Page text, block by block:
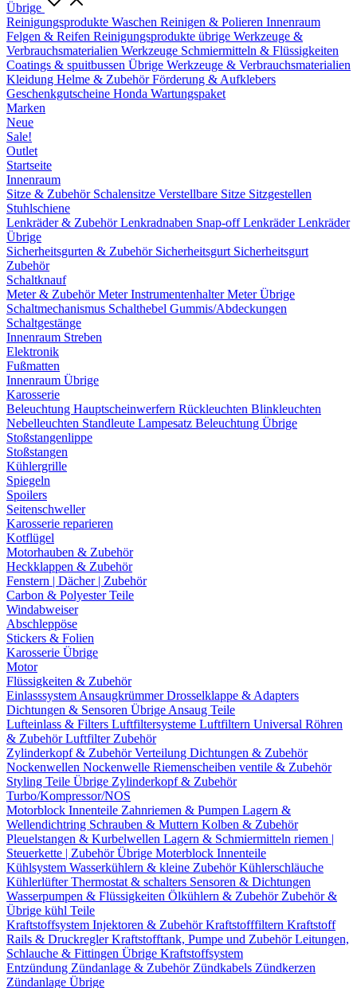
Übrige
Reinigungsprodukte Waschen Reinigen & Polieren Innenraum
Felgen & Reifen Reinigungsprodukte übrige Werkzeuge &
Verbrauchsmaterialien Werkzeuge Schmiermitteln & Flüssigkeiten
Coatings & spuitbussen Übrige Werkzeuge & Verbrauchsmaterialien
Kleidung Helme & ZubehörFörderung & Aufklebers
Geschenkgutscheine Honda Wartungspaket
Marken
Neue
Sale!
Outlet
Startseite
Innenraum
Sitze & Zubehör Schalensitze Verstellbare Sitze Sitzgestellen
Stuhlschiene
Lenkräder & ZubehörLenkradnaben Snap-offLenkräderLenkräder
Übrige
Sicherheitsgurten & Zubehör Sicherheitsgurt Sicherheitsgurt
Zubehör
Schaltknauf
Meter & ZubehörMeterInstrumentenhalterMeter Übrige
Schaltmechanismus Schalthebel Gummis/Abdeckungen
Schaltgestänge
Innenraum Streben
Elektronik
Fußmatten
Innenraum Übrige
Karosserie
Beleuchtung Hauptscheinwerfern Rückleuchten Blinkleuchten
Nebelleuchten Standleute Lampesatz Beleuchtung Übrige
Stoßstangenlippe
Stoßstangen
Kühlergrille
Spiegeln
Spoilers
Seitenschweller
Karosserie reparieren
Kotflügel
Motorhauben & Zubehör
Heckklappen & Zubehör
Fenstern | Dächer | Zubehör
Carbon & Polyester Teile
Windabweiser
Abschleppöse
Stickers & Folien
Karosserie Übrige
Motor
Flüssigkeiten & Zubehör
Einlasssystem AnsaugkrümmerDrosselklappe & Adapters
Dichtungen & Sensoren Übrige Ansaug Teile
Lufteinlass & Filters Luftfiltersysteme Luftfiltern Universal Röhren
& ZubehörLuftfilter Zubehör
Zylinderkopf & ZubehörVerteilung Dichtungen & Zubehör
Nockenwellen Nockenwelle Riemenscheiben ventile & Zubehör
Styling Teile Übrige Zylinderkopf & Zubehör
Turbo/Kompressor/NOS
Motorblock Innenteile Zahnriemen & Pumpen Lagern &
Wellendichtring Schrauben & Muttern Kolben & Zubehör
Pleuelstangen & Kurbelwellen Lagern & Schmiermitteln riemen |
Steuerkette | ZubehörÜbrige Moterblock Innenteile
Kühlsystem Wasserkühlern & kleine ZubehörKühlerschläuche
KühlerlüfterThermostat & schalters Sensoren & Dichtungen
Wasserpumpen & Flüssigkeiten Ölkühlern & Zubehör Zubehör &
Übrige kühl Teile
Kraftstoffsystem Injektoren & ZubehörKraftstofffiltern Kraftstoff
Rails & DruckreglerKraftstofftank, Pumpe und ZubehörLeitungen,
Schlauche & Fittingen Übrige Kraftstoffsystem
Entzündung Zündanlage & Zubehör Zündkabels Zündkerzen
Zündanlage Übrige